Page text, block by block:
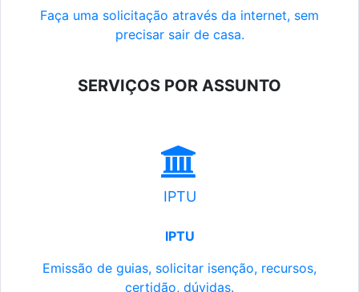
Faça uma solicitação através da internet, sem
precisar sair de casa.
SERVIÇOS POR ASSUNTO
IPTU
IPTU
Emissão de guias, solicitar isenção, recursos,
certidão, dúvidas.